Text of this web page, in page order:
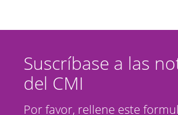
Suscríbase a las
del CMI
Por favor, rellene este